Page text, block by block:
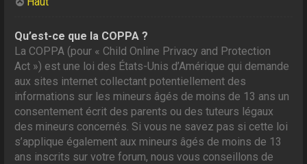
Qu’est-ce que la COPPA ?
La COPPA (pour « Child Online Privacy and Protection
Act ») est une loi des États-Unis d’Amérique qui demande
aux sites internet collectant potentiellement des
informations sur les mineurs âgés de moins de 13 ans un
consentement écrit des parents ou des tuteurs légaux
des mineurs concernés. Si vous ne savez pas si cette loi
s’applique également aux mineurs âgés de moins de 13
ans inscrits sur votre forum, nous vous conseillons de